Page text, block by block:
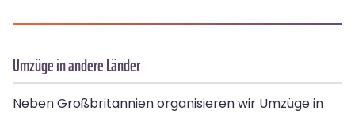
Umzüge in andere Länder
Neben Großbritannien organisieren wir Umzüge in